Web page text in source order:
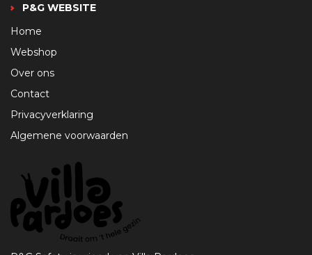
P&G WEBSITE
Home
Webshop
Over ons
Contact
Privacyverklaring
Algemene voorwaarden